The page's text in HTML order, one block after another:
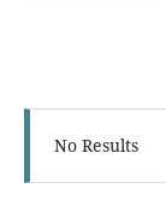
No Results